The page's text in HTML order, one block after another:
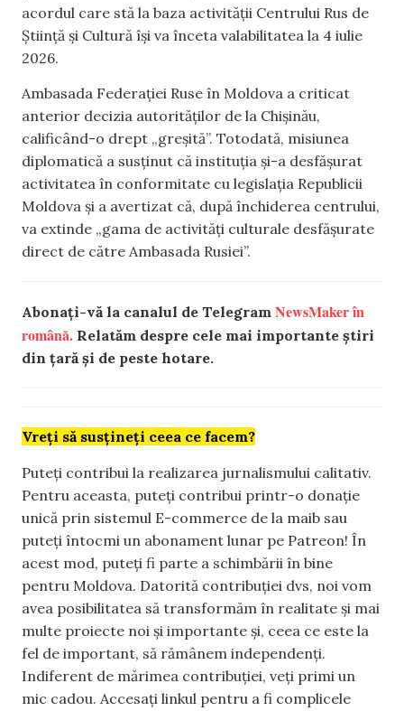
acordul care stă la baza activității Centrului Rus de
Știință și Cultură își va înceta valabilitatea la 4 iulie
2026.
Ambasada Federației Ruse în Moldova a criticat
anterior decizia autorităților de la Chișinău,
calificând-o drept „greșită”. Totodată, misiunea
diplomatică a susținut că instituția și-a desfășurat
activitatea în conformitate cu legislația Republicii
Moldova și a avertizat că, după închiderea centrului,
va extinde „gama de activități culturale desfășurate
direct de către Ambasada Rusiei”.
Abonați-vă la canalul de Telegram NewsMaker în
română. Relatăm despre cele mai importante știri
din țară și de peste hotare.
Vreți să susțineți ceea ce facem?
Puteți contribui la realizarea jurnalismului calitativ.
Pentru aceasta, puteți contribui printr-o donație
unică prin sistemul E-commerce de la maib sau
puteți întocmi un abonament lunar pe Patreon! În
acest mod, puteți fi parte a schimbării în bine
pentru Moldova. Datorită contribuției dvs, noi vom
avea posibilitatea să transformăm în realitate și mai
multe proiecte noi și importante și, ceea ce este la
fel de important, să rămânem independenți.
Indiferent de mărimea contribuției, veți primi un
mic cadou. Accesați linkul pentru a fi complicele